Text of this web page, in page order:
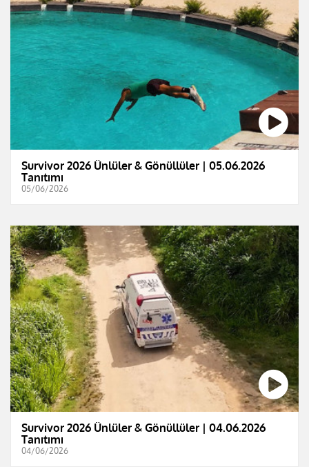
Survivor 2026 Ünlüler & Gönüllüler | 05.06.2026
Tanıtımı
05/06/2026
Survivor 2026 Ünlüler & Gönüllüler | 04.06.2026
Tanıtımı
04/06/2026